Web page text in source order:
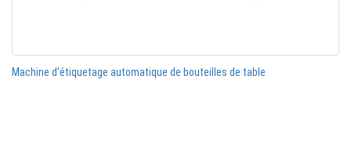
Machine d'étiquetage automatique de bouteilles de table